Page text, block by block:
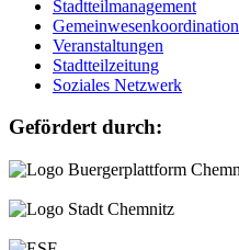
Stadtteilmanagement
Gemeinwesenkoordination
Veranstaltungen
Stadtteilzeitung
Soziales Netzwerk
Gefördert durch: